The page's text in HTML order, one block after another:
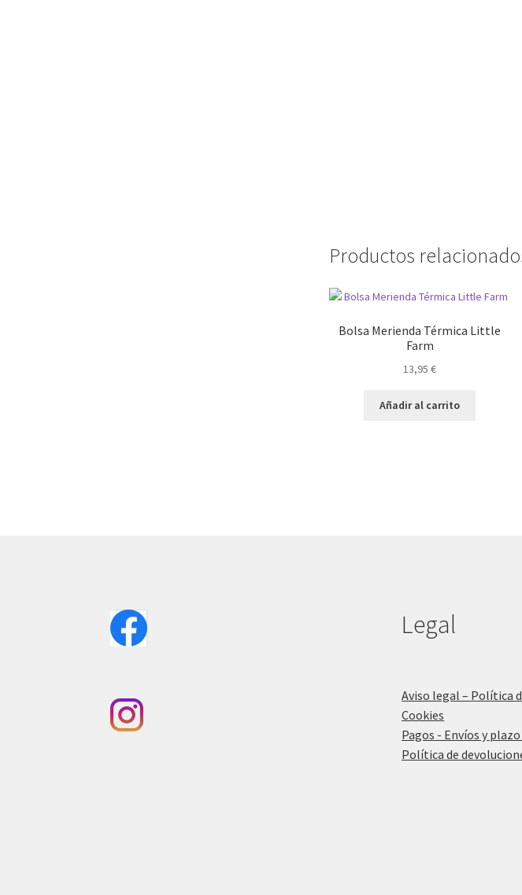
Productos
Bolsa Merienda Térmica Little
Farm
13,95€
Añadir al carrito
Legal
Aviso legal – Política
Cookies
Pagos - Envíos y
Política de